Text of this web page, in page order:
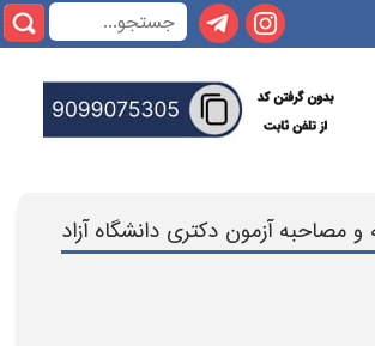
مصاحبه آزمون دکتری دانشگاه آزاد